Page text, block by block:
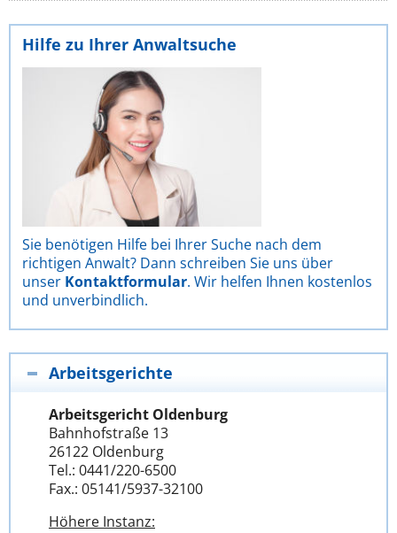
Hilfe zu Ihrer Anwaltsuche
Sie benötigen Hilfe bei Ihrer Suche nach dem
richtigen Anwalt? Dann schreiben Sie uns über
unser Kontaktformular. Wir helfen Ihnen kostenlos
und unverbindlich.
Arbeitsgerichte
Arbeitsgericht Oldenburg
Bahnhofstraße 13
26122 Oldenburg
Tel.: 0441/220-6500
Fax.: 05141/5937-32100
Höhere Instanz: